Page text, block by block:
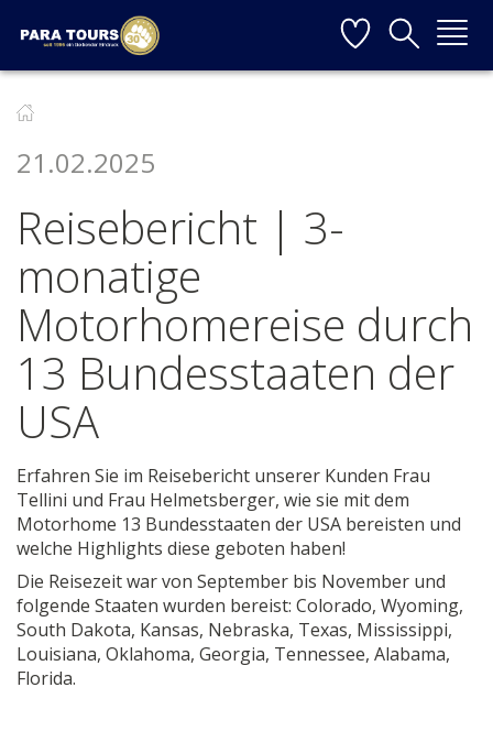
Startseite
Weiter zur Hauptnavigation
Weiter zum Inhalt
Weiter zur Kontaktseite
▼
21.02.2025
Reisebericht | 3-
monatige
Motorhomereise durch
13 Bundesstaaten der
USA
Erfahren Sie im Reisebericht unserer Kunden Frau
Tellini und Frau Helmetsberger, wie sie mit dem
Motorhome 13 Bundesstaaten der USA bereisten und
welche Highlights diese geboten haben!
Die Reisezeit war von September bis November und
folgende Staaten wurden bereist: Colorado, Wyoming,
South Dakota, Kansas, Nebraska, Texas, Mississippi,
Louisiana, Oklahoma, Georgia, Tennessee, Alabama,
Florida.